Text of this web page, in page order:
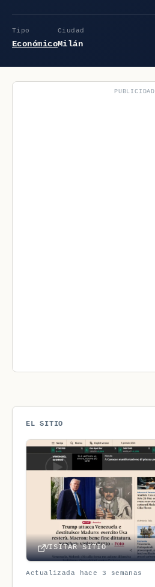
Tipo
Económico
Ciudad
Milán
PUBLICIDAD
EL SITIO
VISITAR SITIO
Actualizada hace 3 semanas